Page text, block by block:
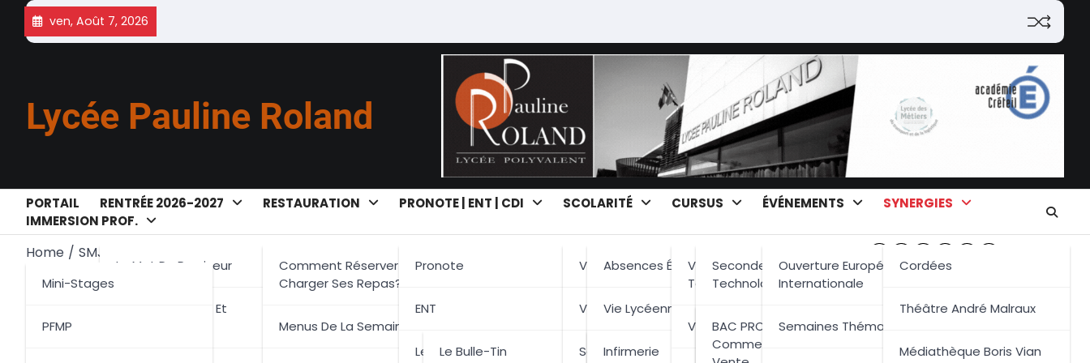
Skip
content
ven, Août 7, 2026
Lycée Pauline Roland
PORTAIL RENTRÉE 2026-2027
Le Mot Du Proviseur
Équipe Direction Et
RESTAURATION
Comment Réserver Ou
Charger Ses Repas?
Menus De La Semaine
PRONOTE | ENT | CDI
Pronote
ENT
Le CDILe Bulle-Tin
SCOLARITÉ
Vie Scolaire
Absences Élèves
Vie Lycéenne
Vie Lycéenne
Être Délégué De Classe
ServicesInfirmerie
CURSUS
Voies Générale Et
Technologique
Seconde Générale Et
Technologique
Voie Générale
Voie Professionnelle
BAC PRO Métiers Du
Commerce Et De La
ÉVÉNEMENTS
Ouverture Européenne Et
Internationale
Semaines Thématiques
SYNERGIES
Cordées
Théâtre André Malraux
Médiathèque Boris Vian
IMMERSION PROF.
Mini-Stages
PFMP
Home SMJ
SMJ
Le Service municipal de la jeunesse (SMJ)